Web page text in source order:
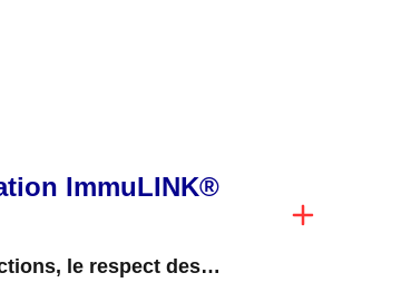
ImmuLINK®
le respect des